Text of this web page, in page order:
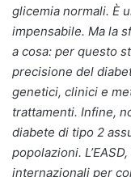
glicemia normali. È
impensabile. Ma la
a cosa: per questo
precisione del
genetici, clinici e
trattamenti. Infine,
diabete di tipo 2
popolazioni.
internazionali per